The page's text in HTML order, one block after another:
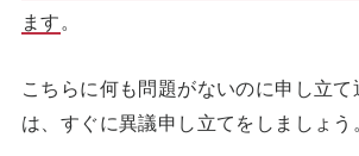
ます 。
こちらに何も問題がないのに申し立
は、すぐに異議申し立てをしましょう